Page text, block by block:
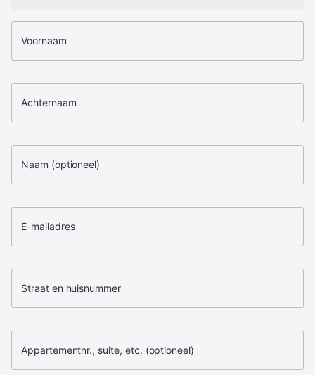
Voornaam
Achternaam
Naam (optioneel)
E-mailadres
Straat en huisnummer
Appartementnr., suite, etc. (optioneel)